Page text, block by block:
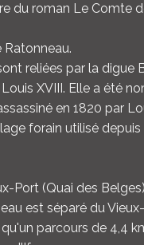
du roman Le Comte
reliées par la digue
XVIII. Elle a été
en 1820 par
forain utilisé depuis
Port (Quai des
est séparé du
parcours de 4,4